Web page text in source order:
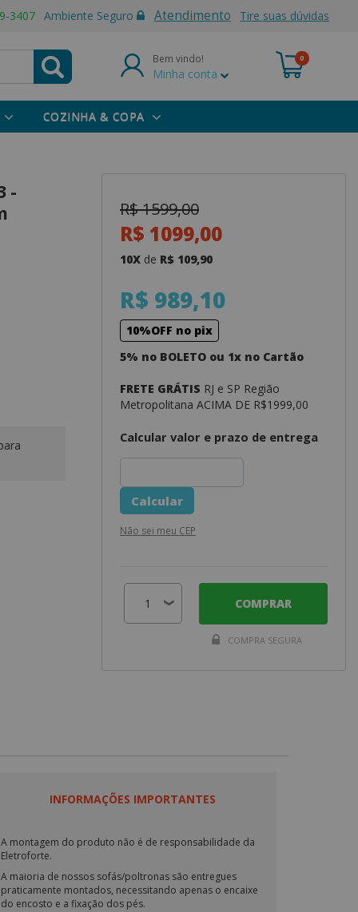
3407 Ambiente Seguro Atendimento Tire suas dúvidas
Bem vindo!
Minha conta
0
COZINHA & COPA
-
R$ 1599,00
R$ 1099,00
10X de R$ 109,90
R$ 989,10
10%OFF no pix
5% no BOLETO ou 1x no Cartão
FRETE GRÁTIS RJ e SP Região
Metropolitana ACIMA DE R$1999,00
Calcular valor e prazo de entrega
Não sei meu CEP
COMPRAR
COMPRA SEGURA
INFORMAÇÕES IMPORTANTES
A montagem do produto não é de responsabilidade da
Eletroforte.
A maioria de nossos sofás/poltronas são entregues
praticamente montados, necessitando apenas o encaixe
do encosto e a fixação dos pés.